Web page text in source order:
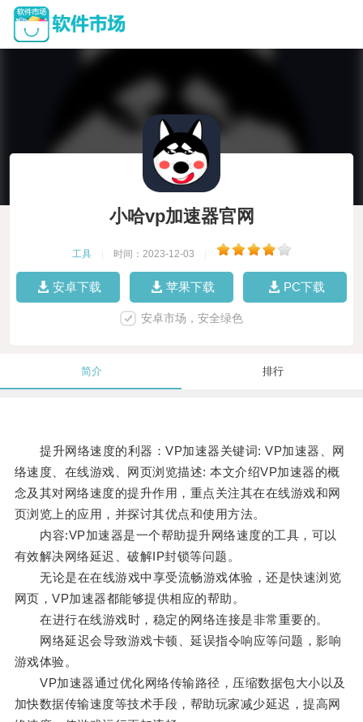
小哈vp加速器官网
工具 时间：2023-12-03
安卓下载 苹果下载 PC下载
安卓市场，安全绿色
简介 排行
提升网络速度的利器：VP加速器关键词: VP加速器、网
络速度、在线游戏、网页浏览描述: 本文介绍VP加速器的概
念及其对网络速度的提升作用，重点关注其在在线游戏和网
页浏览上的应用，并探讨其优点和使用方法。
内容:VP加速器是一个帮助提升网络速度的工具，可以
有效解决网络延迟、破解IP封锁等问题。
无论是在在线游戏中享受流畅游戏体验，还是快速浏览
网页，VP加速器都能够提供相应的帮助。
在进行在线游戏时，稳定的网络连接是非常重要的。
网络延迟会导致游戏卡顿、延误指令响应等问题，影响
游戏体验。
VP加速器通过优化网络传输路径，压缩数据包大小以及
加快数据传输速度等技术手段，帮助玩家减少延迟，提高网